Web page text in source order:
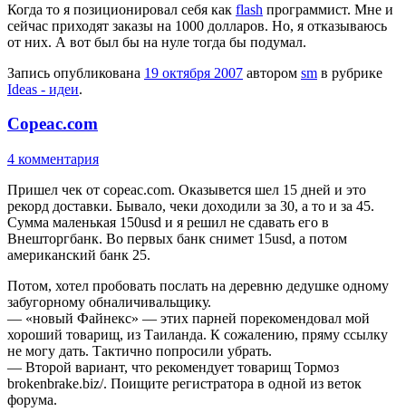
Когда то я позиционировал себя как flash программист. Мне и
сейчас приходят заказы на 1000 долларов. Но, я отказываюсь
от них. А вот был бы на нуле тогда бы подумал.
Запись опубликована 19 октября 2007 автором sm в рубрике
Ideas - идеи.
Copeac.com
4 комментария
Пришел чек от copeac.com. Оказывется шел 15 дней и это
рекорд доставки. Бывало, чеки доходили за 30, а то и за 45.
Сумма маленькая 150usd и я решил не сдавать его в
Внешторгбанк. Во первых банк снимет 15usd, a потом
американский банк 25.
Потом, хотел пробовать послать на деревню дедушке одному
забугорному обналичивальщику.
— «новый Файнекс» — этих парней порекомендовал мой
хороший товарищ, из Таиланда. К сожалению, пряму ссылку
не могу дать. Тактично попросили убрать.
— Второй вариант, что рекомендует товарищ Тормоз
brokenbrake.biz/. Поищите регистратора в одной из веток
форума.